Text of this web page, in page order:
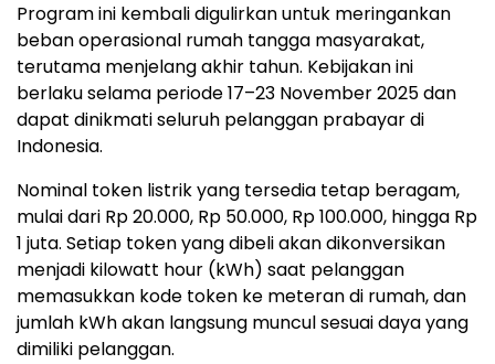
Program ini kembali digulirkan untuk meringankan
beban operasional rumah tangga masyarakat,
terutama menjelang akhir tahun. Kebijakan ini
berlaku selama periode 17–23 November 2025 dan
dapat dinikmati seluruh pelanggan prabayar di
Indonesia.
Nominal token listrik yang tersedia tetap beragam,
mulai dari Rp 20.000, Rp 50.000, Rp 100.000, hingga Rp
1 juta. Setiap token yang dibeli akan dikonversikan
menjadi kilowatt hour (kWh) saat pelanggan
memasukkan kode token ke meteran di rumah, dan
jumlah kWh akan langsung muncul sesuai daya yang
dimiliki pelanggan.